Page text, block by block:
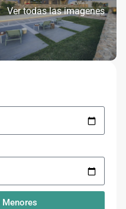
Ver todas las imagenes
Menores